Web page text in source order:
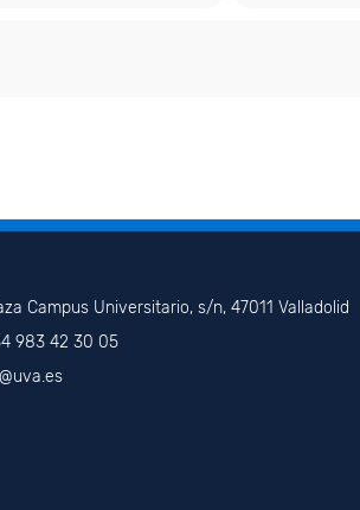
Campus Universitario, s/n, 47011 Valladolid
983 42 30 05